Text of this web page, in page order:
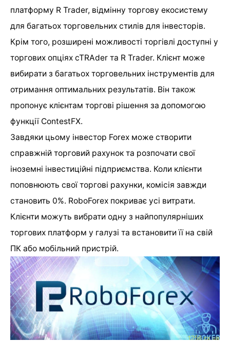
платформу R Trader, відмінну торгову екосистему
для багатьох торговельних стилів для інвесторів.
Крім того, розширені можливості торгівлі доступні у
торгових опціях cTRAder та R Trader. Клієнт може
вибирати з багатьох торговельних інструментів для
отримання оптимальних результатів. Він також
пропонує клієнтам торгові рішення за допомогою
функції ContestFX.
Завдяки цьому інвестор Forex може створити
справжній торговий рахунок та розпочати свої
іноземні інвестиційні підприємства. Коли клієнти
поповнюють свої торгові рахунки, комісія завжди
становить 0%. RoboForex покриває усі витрати.
Клієнти можуть вибрати одну з найпопулярніших
торгових платформ у галузі та встановити її на свій
ПК або мобільний пристрій.